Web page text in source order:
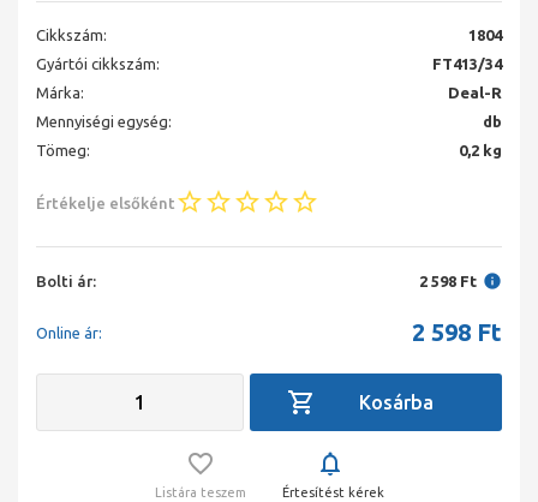
Cikkszám:
1804
Gyártói cikkszám:
FT413/34
Márka:
Deal-R
Mennyiségi egység:
db
Tömeg:
0,2 kg
Értékelje elsőként
Bolti ár: 2 598 Ft
Online ár: 2 598 Ft
Listára teszem Értesítést kérek